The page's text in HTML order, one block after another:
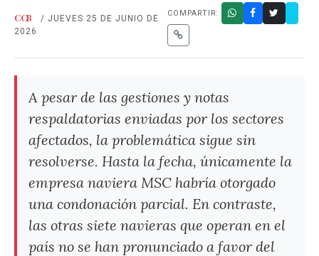
CCB
/ JUEVES 25 DE JUNIO DE
2026
COMPARTIR:
A pesar de las gestiones y notas
respaldatorias enviadas por los sectores
afectados, la problemática sigue sin
resolverse. Hasta la fecha, únicamente la
empresa naviera MSC habría otorgado
una condonación parcial. En contraste,
las otras siete navieras que operan en el
país no se han pronunciado a favor del